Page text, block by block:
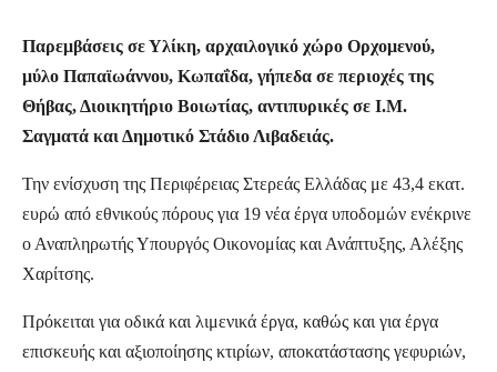
Παρεμβάσεις σε Υλίκη, αρχαιλογικό χώρο Ορχομενού,
μύλο Παπαϊωάννου, Κωπαΐδα, γήπεδα σε περιοχές της
Θήβας, Διοικητήριο Βοιωτίας, αντιπυρικές σε Ι.Μ.
Σαγματά και Δημοτικό Στάδιο Λιβαδειάς.
Την ενίσχυση της Περιφέρειας Στερεάς Ελλάδας με 43,4 εκατ.
ευρώ από εθνικούς πόρους για 19 νέα έργα υποδομών ενέκρινε
ο Αναπληρωτής Υπουργός Οικονομίας και Ανάπτυξης, Αλέξης
Χαρίτσης.
Πρόκειται για οδικά και λιμενικά έργα, καθώς και για έργα
επισκευής και αξιοποίησης κτιρίων, αποκατάστασης γεφυριών,